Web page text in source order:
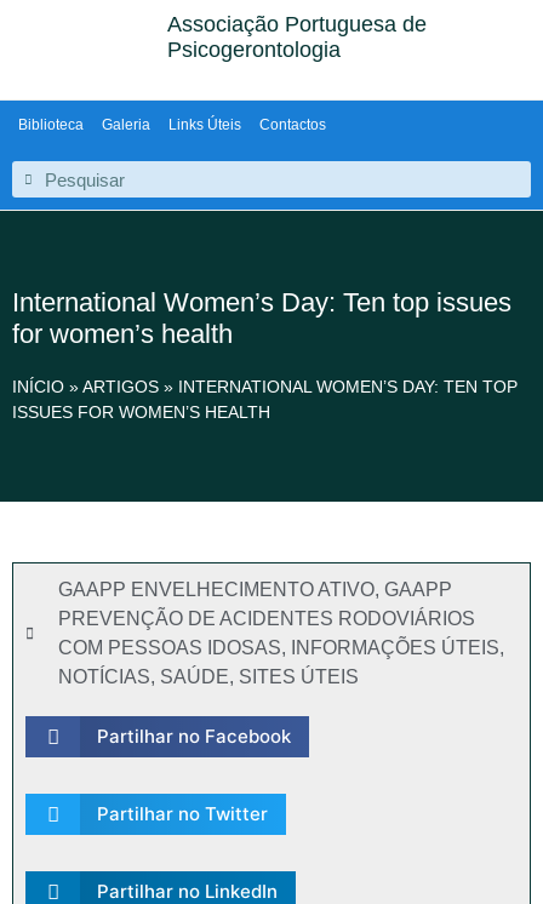
Associação Portuguesa de
Psicogerontologia
Biblioteca Galeria Links Úteis Contactos
International Women’s Day: Ten top issues
for women’s health
INÍCIO »ARTIGOS » INTERNATIONAL WOMEN’S DAY: TEN TOP
ISSUES FOR WOMEN’S HEALTH
GAAPP ENVELHECIMENTO ATIVO, GAAPP
PREVENÇÃO DE ACIDENTES RODOVIÁRIOS
COM PESSOAS IDOSAS, INFORMAÇÕES ÚTEIS,
NOTÍCIAS, SAÚDE, SITES ÚTEIS
Partilhar no Facebook
Partilhar no Twitter
Partilhar no LinkedIn